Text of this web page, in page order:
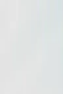
af nye
til private